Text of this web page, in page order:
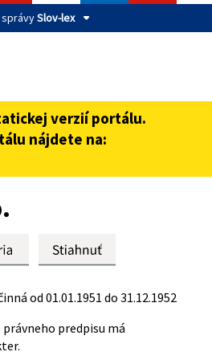
Slov-lex
verejnej správy SR.
začína https:// pred názvom
verzií portálu.
nájdete na:
od 01.01.1951 do 31.12.1952
predpisu má